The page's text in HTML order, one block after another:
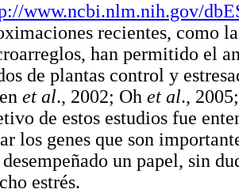
www.ncbi.nlm.nih.gov/
recientes, como
han permitido el
de plantas control y
et al., 2002; Oh et al.,
de estos estudios fue
los genes que son
un papel, sin
estrés.